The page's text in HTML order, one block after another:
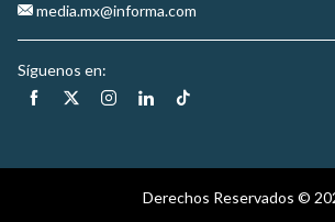
media.mx@informa.com
Síguenos en:
Derechos Reservados ©